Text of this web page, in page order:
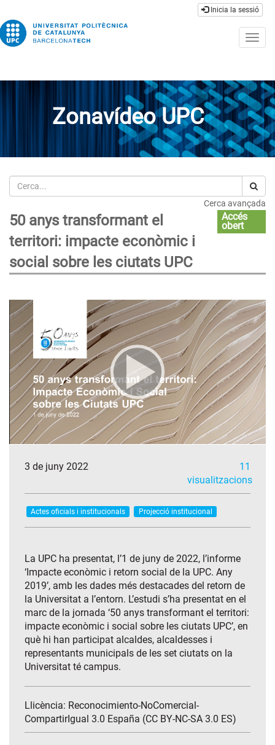
Inicia la sessió
Zonavídeo UPC
Cerca
Cerca avançada
50 anys transformant el
territori: impacte econòmic i
social sobre les ciutats UPC
Accés
obert
3 de juny 2022
11
visualitzacions
Actes oficials i institucionals Projecció institucional
La UPC ha presentat, l’1 de juny de 2022, l’informe
‘Impacte econòmic i retorn social de la UPC. Any
2019’, amb les dades més destacades del retorn de
la Universitat a l’entorn. L’estudi s’ha presentat en el
marc de la jornada ‘50 anys transformant el territori:
impacte econòmic i social sobre les ciutats UPC’, en
què hi han participat alcaldes, alcaldesses i
representants municipals de les set ciutats on la
Universitat té campus.
Llicència: Reconocimiento-NoComercial-
CompartirIgual 3.0 España (CC BY-NC-SA 3.0 ES)